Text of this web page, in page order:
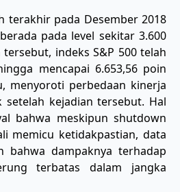
terakhir pada Desember 2018
pada level sekitar 3.600
indeks S&P 500 telah
mencapai 6.653,56 poin
menyoroti perbedaan kinerja
setelah kejadian tersebut. Hal
bahwa meskipun shutdown
memicu ketidakpastian, data
bahwa dampaknya terhadap
terbatas dalam jangka